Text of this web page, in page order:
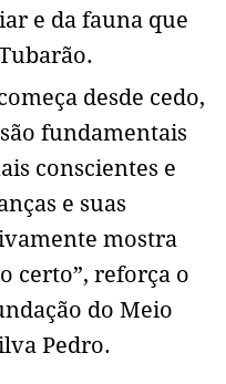
e da fauna que
desde cedo,
fundamentais
conscientes e
e suas
mostra
certo”, reforça o
do Meio
Pedro.